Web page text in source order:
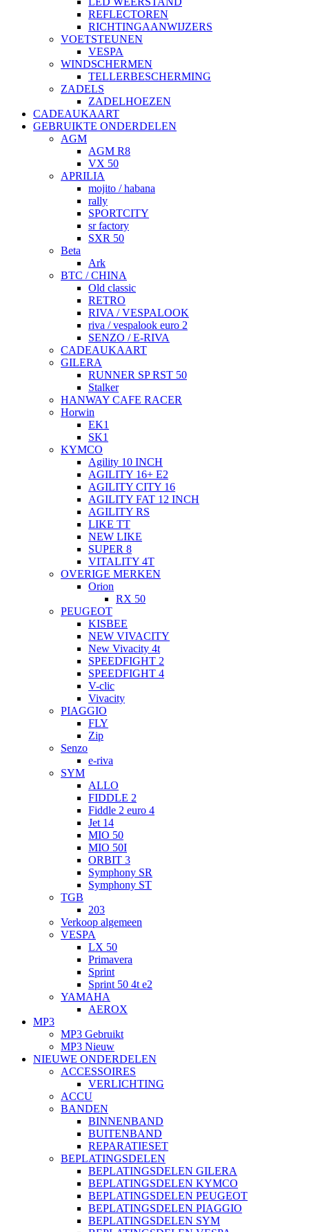
REFLECTOREN
RICHTINGAANWIJZERS
VOETSTEUNEN
VESPA
WINDSCHERMEN
TELLERBESCHERMING
ZADELS
ZADELHOEZEN
CADEAUKAART
GEBRUIKTE ONDERDELEN
AGM
AGM R8
VX 50
APRILIA
mojito / habana
rally
SPORTCITY
sr factory
SXR 50
Beta
Ark
BTC / CHINA
Old classic
RETRO
RIVA / VESPALOOK
riva / vespalook euro 2
SENZO / E-RIVA
CADEAUKAART
GILERA
RUNNER SP RST 50
Stalker
HANWAY CAFE RACER
Horwin
EK1
SK1
KYMCO
Agility 10 INCH
AGILITY 16+ E2
AGILITY CITY 16
AGILITY FAT 12 INCH
AGILITY RS
LIKE TT
NEW LIKE
SUPER 8
VITALITY 4T
OVERIGE MERKEN
Orion
RX 50
PEUGEOT
KISBEE
NEW VIVACITY
New Vivacity 4t
SPEEDFIGHT 2
SPEEDFIGHT 4
V-clic
Vivacity
PIAGGIO
FLY
Zip
Senzo
e-riva
SYM
ALLO
FIDDLE 2
Fiddle 2 euro 4
Jet 14
MIO 50
MIO 50I
ORBIT 3
Symphony SR
Symphony ST
TGB
203
Verkoop algemeen
VESPA
LX 50
Primavera
Sprint
Sprint 50 4t e2
YAMAHA
AEROX
MP3
MP3 Gebruikt
MP3 Nieuw
NIEUWE ONDERDELEN
ACCESSOIRES
VERLICHTING
ACCU
BANDEN
BINNENBAND
BUITENBAND
REPARATIESET
BEPLATINGSDELEN
BEPLATINGSDELEN GILERA
BEPLATINGSDELEN KYMCO
BEPLATINGSDELEN PEUGEOT
BEPLATINGSDELEN PIAGGIO
BEPLATINGSDELEN SYM